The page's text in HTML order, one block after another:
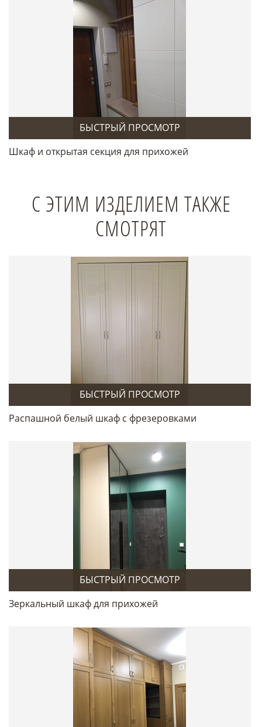
БЫСТРЫЙ ПРОСМОТР
Шкаф и открытая секция для прихожей
С ЭТИМ ИЗДЕЛИЕМ ТАКЖЕ
СМОТРЯТ
БЫСТРЫЙ ПРОСМОТР
Распашной белый шкаф с фрезеровками
БЫСТРЫЙ ПРОСМОТР
Зеркальный шкаф для прихожей